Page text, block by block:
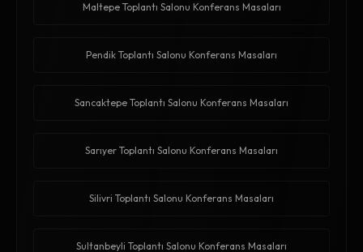
Maltepe Toplantı Salonu Konferans Masaları
Pendik Toplantı Salonu Konferans Masaları
Sancaktepe Toplantı Salonu Konferans Masaları
Sarıyer Toplantı Salonu Konferans Masaları
Silivri Toplantı Salonu Konferans Masaları
Sultanbeyli Toplantı Salonu Konferans Masaları